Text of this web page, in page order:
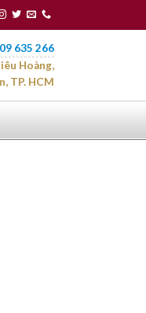
635 266
Hoàng,
TP. HCM